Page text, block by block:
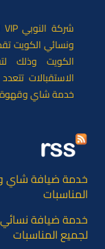
ونسائي الكويت
الكويت وذلك
الاستقبالات
خدمة شاي
خدمة ضيافة شاي
المناسبات
خدمة ضيافة
لجميع المناسبات